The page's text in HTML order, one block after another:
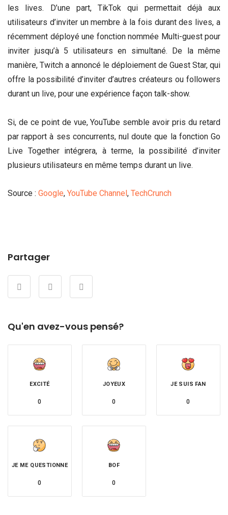
les lives. D’une part, TikTok qui permettait déjà aux
utilisateurs d’inviter un membre à la fois durant des lives, a
récemment déployé une fonction nommée Multi-guest pour
inviter jusqu’à 5 utilisateurs en simultané. De la même
manière, Twitch a annoncé le déploiement de Guest Star, qui
offre la possibilité d’inviter d’autres créateurs ou followers
durant un live, pour une expérience façon talk-show.
Si, de ce point de vue, YouTube semble avoir pris du retard
par rapport à ses concurrents, nul doute que la fonction Go
Live Together intégrera, à terme, la possibilité d’inviter
plusieurs utilisateurs en même temps durant un live.
Source : Google, YouTube Channel, TechCrunch
Partager
Qu'en avez-vous pensé?
EXCITÉ
0
JOYEUX
0
JE SUIS FAN
0
JE ME QUESTIONNE
0
BOF
0